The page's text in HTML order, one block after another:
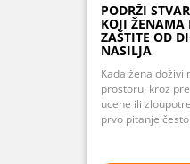
PODRŽI
KOJI ŽENAMA
ZAŠTITE OD
NASILJA
Kada žena doživi
prostoru, kroz
ucene ili
prvo pitanje